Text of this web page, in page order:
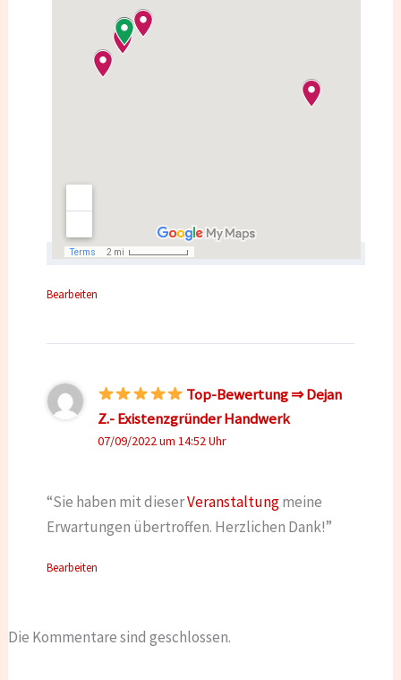
Bearbeiten
Top-Bewertung ⇒ Dejan
Z.- Existenzgründer Handwerk
07/09/2022 um 14:52 Uhr
“Sie haben mit dieserVeranstaltungmeine
Erwartungen übertroffen. Herzlichen Dank!”
Bearbeiten
Die Kommentare sind geschlossen.